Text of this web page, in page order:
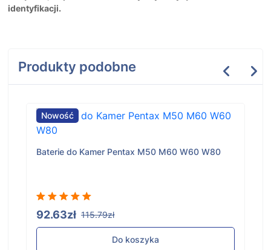
identyfikacji.
Produkty podobne
Nowość
Baterie do Kamer Pentax M50 M60 W60 W80
92.63zł 115.79zł
Do koszyka